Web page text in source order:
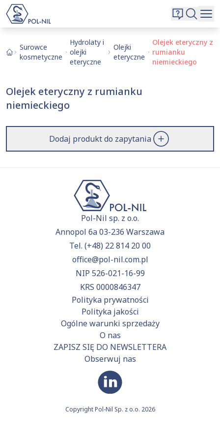
O nas
Surowce
kosmetyczne
Hydrolaty i
olejki
eteryczne
Olejki
eteryczne
Olejek eteryczny z
rumianku
niemieckiego
Olejek eteryczny z rumianku
niemieckiego
Dodaj produkt do zapytania
Pol-Nil sp. z o.o.
Annopol 6a 03-236 Warszawa
Tel. (+48) 22 814 20 00
office@pol-nil.com.pl
NIP 526-021-16-99
KRS 0000846347
Polityka prywatności
Polityka jakości
Ogólne warunki sprzedaży
O nas
ZAPISZ SIĘ DO NEWSLETTERA
Obserwuj nas
Copyright Pol-Nil Sp. z o.o. 2026
Wybrane surowce i substancje
Przejdź doofertyi dodaj surowce, o których chcesz
dowiedzieć się więcej.
Wyszukiwarka